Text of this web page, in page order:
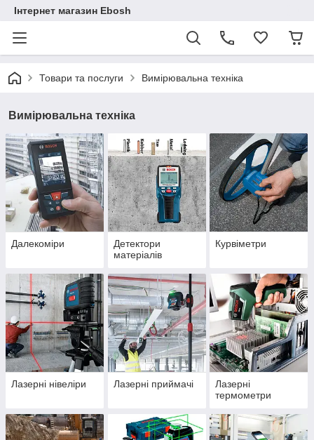
Інтернет магазин Ebosh
Товари та послуги Вимірювальна техніка
Вимірювальна техніка
Далекоміри
Детектори
матеріалів
Курвіметри
Лазерні нівеліри Лазерні приймачі
Лазерні
термометри